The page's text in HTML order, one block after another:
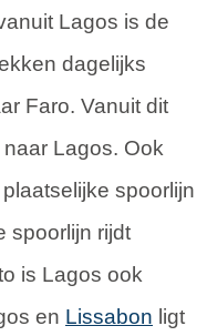
Lagos is de
dagelijks
Faro. Vanuit dit
Lagos. Ook
spoorlijn
spoorlijn rijdt
is Lagos ook
en Lissabon ligt